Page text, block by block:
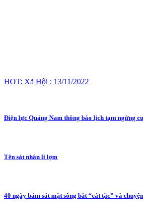
HOT: Xã Hội : 13/11/2022
Điện lực Quảng Nam thông báo lịch tạm ngừng
Tên sát nhân lì lợm
40 ngày bám sát mặt sông bắt “cát tặc” và